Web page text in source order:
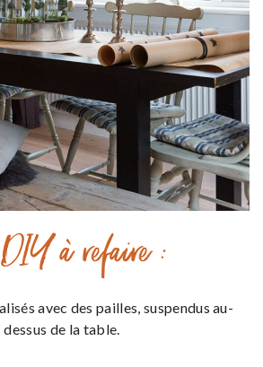
à refaire :
avec des pailles, suspendus au-
dessus de la table.